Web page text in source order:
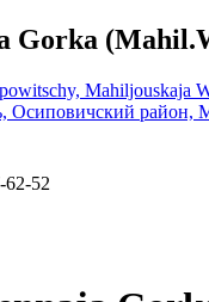
Gorka
Mahiljouskaja
Осиповичский район,
62-52